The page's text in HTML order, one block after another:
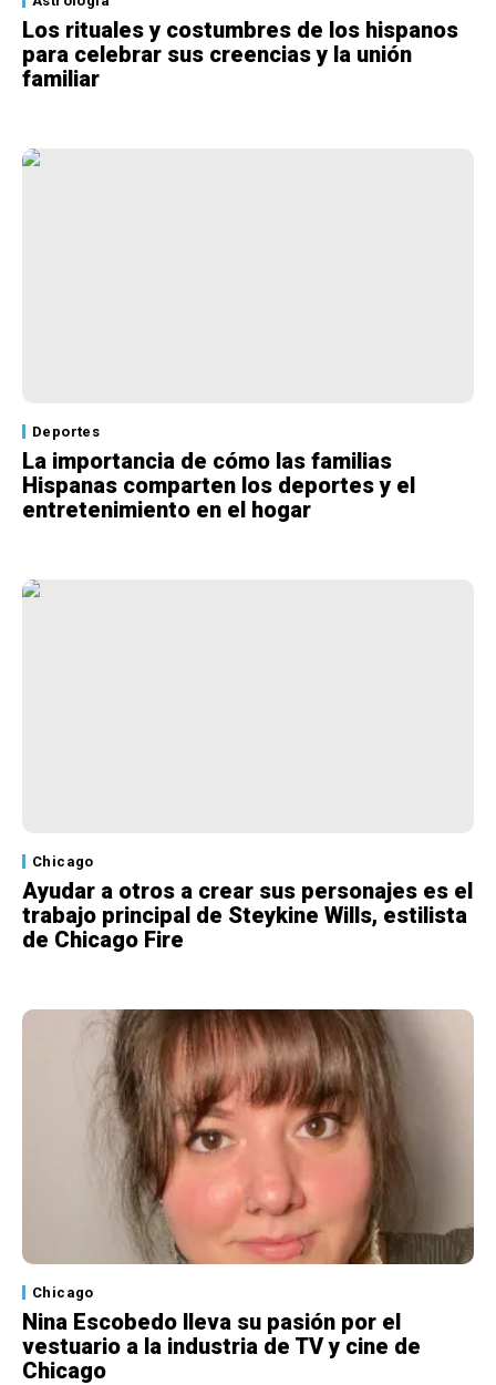
Los rituales y costumbres de los hispanos
para celebrar sus creencias y la unión
familiar
Deportes
La importancia de cómo las familias
Hispanas comparten los deportes y el
entretenimiento en el hogar
Chicago
Ayudar a otros a crear sus personajes es el
trabajo principal de Steykine Wills, estilista
de Chicago Fire
Chicago
Nina Escobedo lleva su pasión por el
vestuario a la industria de TV y cine de
Chicago